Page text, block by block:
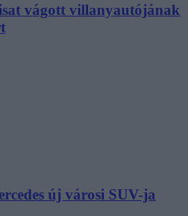
vágott villanyautójának
új városi SUV-ja